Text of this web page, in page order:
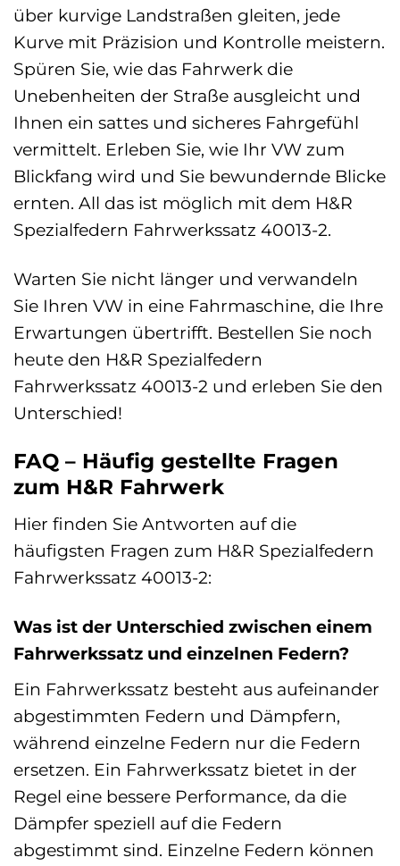
über kurvige Landstraßen gleiten, jede
Kurve mit Präzision und Kontrolle meistern.
Spüren Sie, wie das Fahrwerk die
Unebenheiten der Straße ausgleicht und
Ihnen ein sattes und sicheres Fahrgefühl
vermittelt. Erleben Sie, wie Ihr VW zum
Blickfang wird und Sie bewundernde Blicke
ernten. All das ist möglich mit dem H&R
Spezialfedern Fahrwerkssatz 40013-2.
Warten Sie nicht länger und verwandeln
Sie Ihren VW in eine Fahrmaschine, die Ihre
Erwartungen übertrifft. Bestellen Sie noch
heute den H&R Spezialfedern
Fahrwerkssatz 40013-2 und erleben Sie den
Unterschied!
FAQ – Häufig gestellte Fragen
zum H&R Fahrwerk
Hier finden Sie Antworten auf die
häufigsten Fragen zum H&R Spezialfedern
Fahrwerkssatz 40013-2:
Was ist der Unterschied zwischen einem
Fahrwerkssatz und einzelnen Federn?
Ein Fahrwerkssatz besteht aus aufeinander
abgestimmten Federn und Dämpfern,
während einzelne Federn nur die Federn
ersetzen. Ein Fahrwerkssatz bietet in der
Regel eine bessere Performance, da die
Dämpfer speziell auf die Federn
abgestimmt sind. Einzelne Federn können